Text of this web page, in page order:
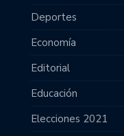
Deportes
Economía
Editorial
Educación
Elecciones 2021